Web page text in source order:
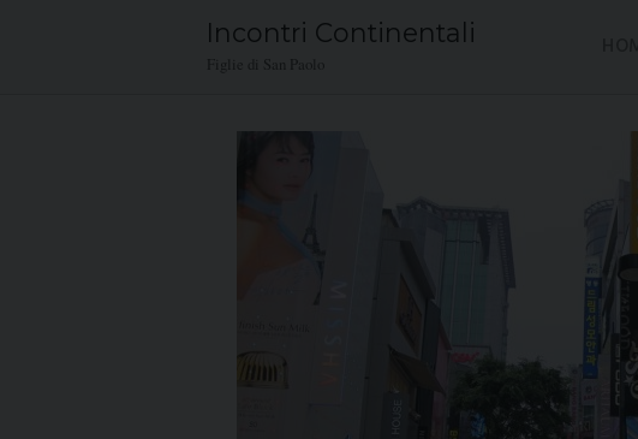
Incontri Continentali
Figlie di San Paolo